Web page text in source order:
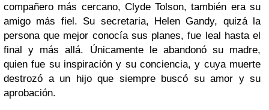
compañero más cercano, Clyde Tolson, también era su
amigo más fiel. Su secretaria, Helen Gandy, quizá la
persona que mejor conocía sus planes, fue leal hasta el
final y más allá. Únicamente le abandonó su madre,
quien fue su inspiración y su conciencia, y cuya muerte
destrozó a un hijo que siempre buscó su amor y su
aprobación.